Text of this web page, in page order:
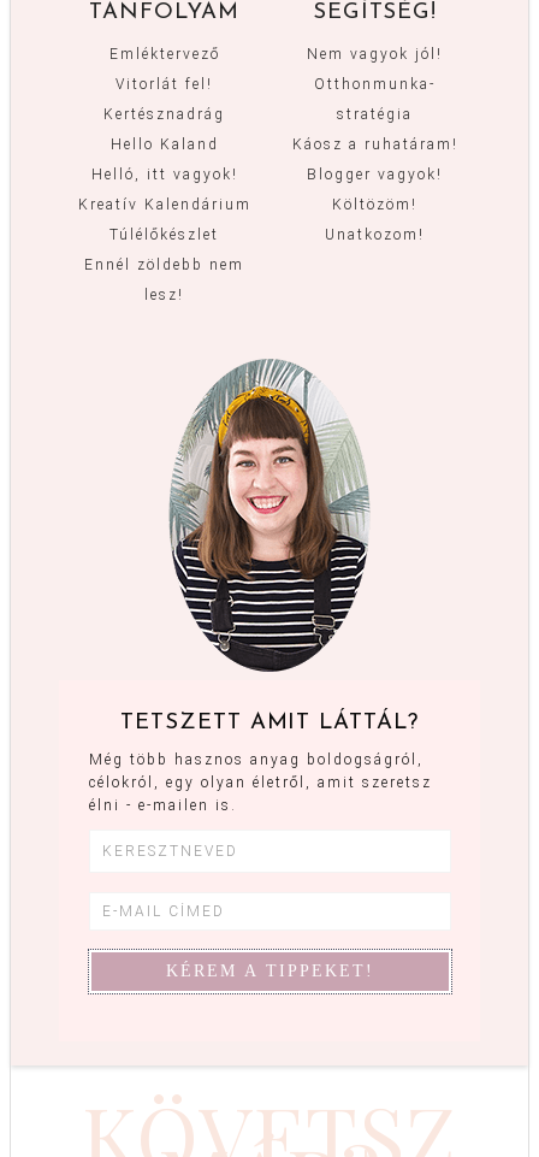
TANFOLYAM
Emléktervező
Vitorlát fel!
Kertésznadrág
Hello Kaland
Helló, itt vagyok!
Kreatív Kalendárium
Túlélőkészlet
Ennél zöldebb nem
lesz!
SEGÍTSÉG!
Nem vagyok jól!
Otthonmunka-
stratégia
Káosz a ruhatáram!
Blogger vagyok!
Költözöm!
Unatkozom!
TETSZETT AMIT LÁTTÁL?
Még több hasznos anyag boldogságról,
célokról, egy olyan életről, amit szeretsz
élni - e-mailen is.